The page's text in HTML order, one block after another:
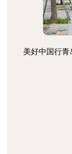
美好中国行